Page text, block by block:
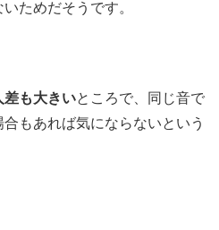
ためだそうです。
差も大きいところで、同じ音で
もあれば気にならないという